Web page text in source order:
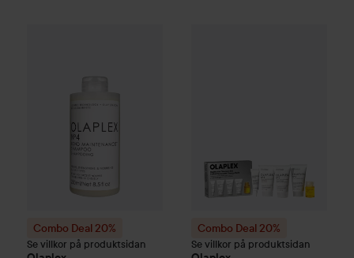
Combo Deal 20%
Se villkor på produktsidan
Combo Deal 20%
Se villkor på produktsidan